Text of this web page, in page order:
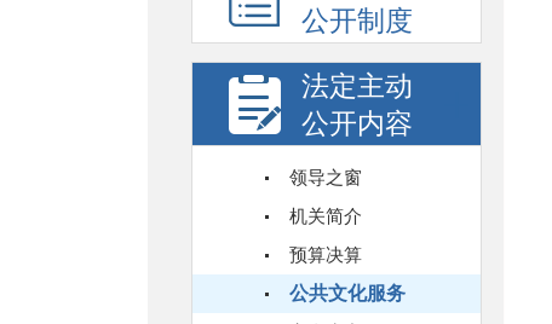
公开制度
法定主动
公开内容
领导之窗
机关简介
预算决算
公共文化服务